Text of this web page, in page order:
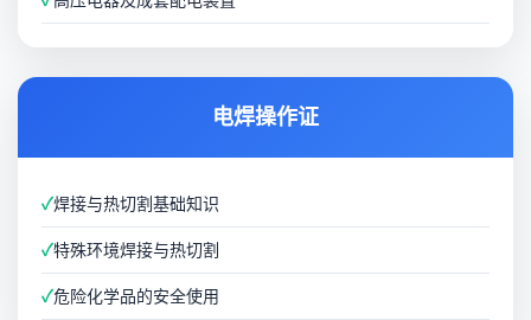
电焊操作证
✓焊接与热切割基础知识
✓特殊环境焊接与热切割
✓危险化学品的安全使用